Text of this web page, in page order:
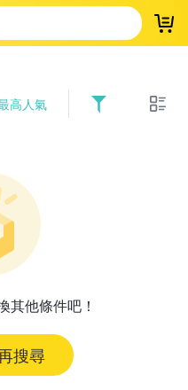
登
高人氣
其他條件吧！
搜尋